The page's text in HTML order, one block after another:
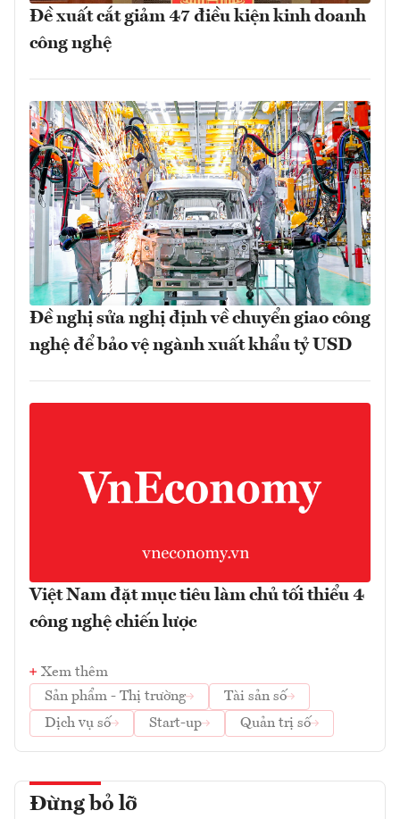
Đề xuất cắt giảm 47 điều kiện kinh doanh
công nghệ
Đề nghị sửa nghị định về chuyển giao công
nghệ để bảo vệ ngành xuất khẩu tỷ USD
Việt Nam đặt mục tiêu làm chủ tối thiểu 4
công nghệ chiến lược
Xem thêm
Sản phẩm - Thị trường
Tài sản số
Dịch vụ số
Start-up Quản trị số
Đừng bỏ lỡ